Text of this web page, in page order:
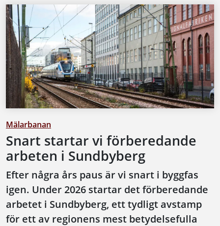
Mälarbanan
Snart startar vi förberedande
arbeten i Sundbyberg
Efter några års paus är vi snart i byggfas
igen. Under 2026 startar det förberedande
arbetet i Sundbyberg, ett tydligt avstamp
för ett av regionens mest betydelsefulla